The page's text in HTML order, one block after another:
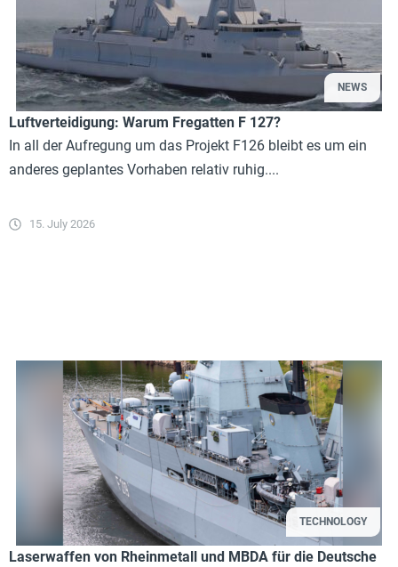
NEWS
Luftverteidigung: Warum Fregatten F 127?
In all der Aufregung um das Projekt F126 bleibt es um ein
anderes geplantes Vorhaben relativ ruhig....
15. July 2026
TECHNOLOGY
Laserwaffen von Rheinmetall und MBDA für die Deutsche